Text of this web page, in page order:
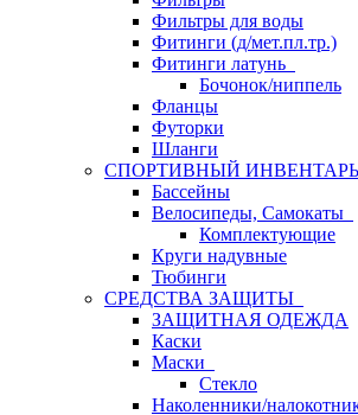
Фильтры для воды
Фитинги (д/мет.пл.тр.)
Фитинги латунь
Бочонок/ниппель
Фланцы
Футорки
Шланги
СПОРТИВНЫЙ ИНВЕНТАРЬ
Бассейны
Велосипеды, Самокаты
Комплектующие
Круги надувные
Тюбинги
СРЕДСТВА ЗАЩИТЫ
ЗАЩИТНАЯ ОДЕЖДА
Каски
Маски
Стекло
Наколенники/